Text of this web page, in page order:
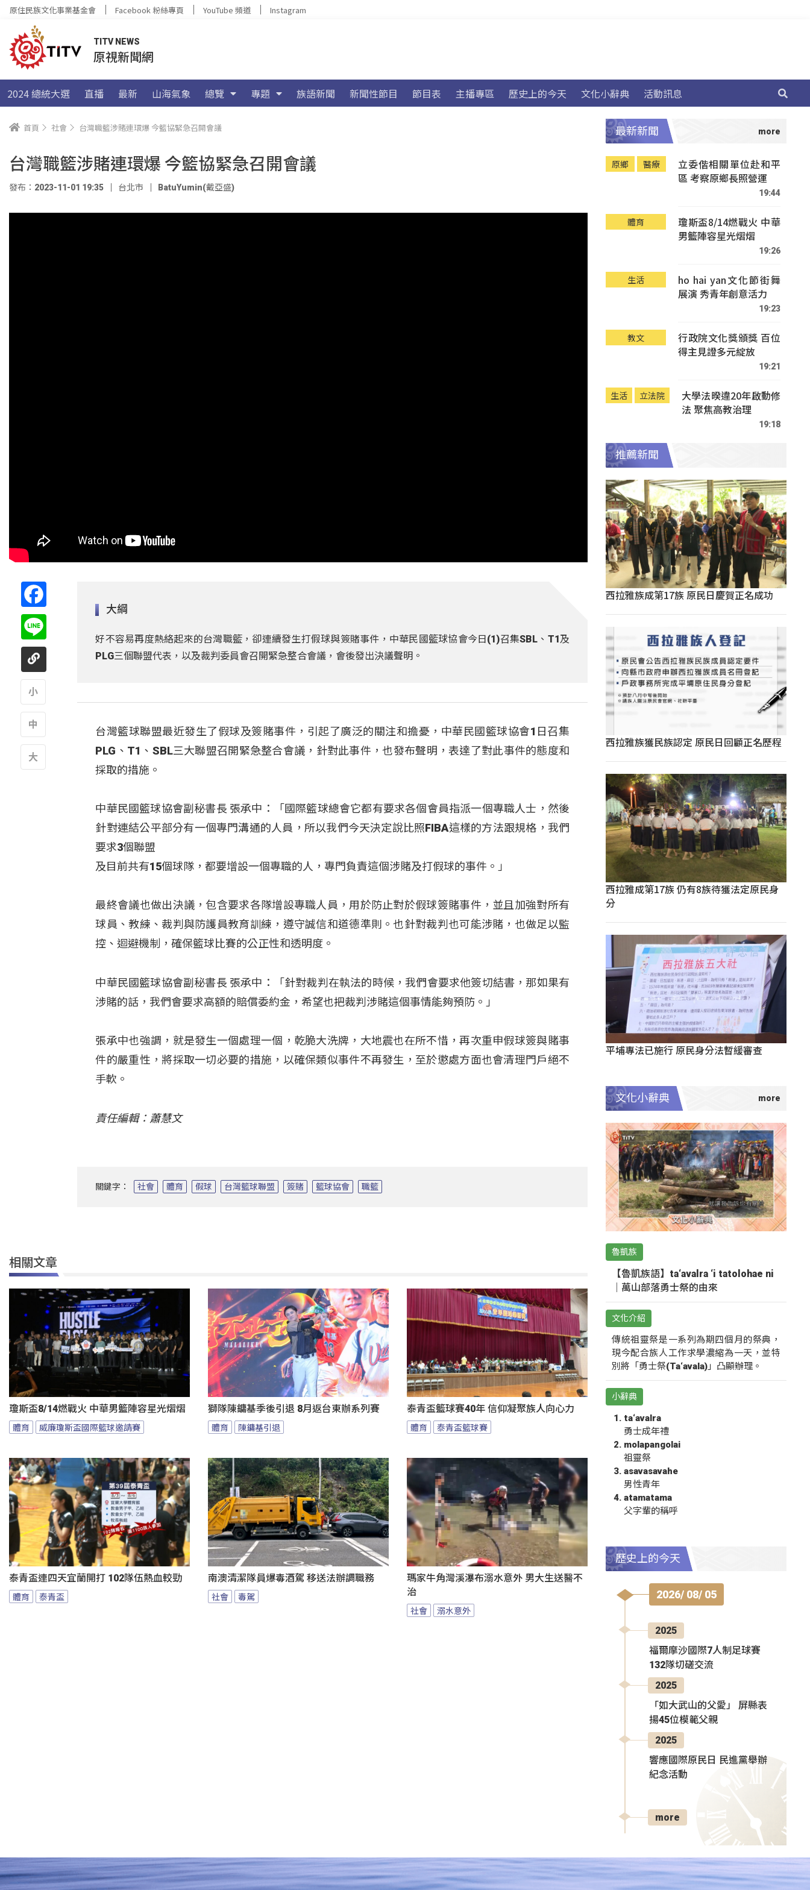
原住民族文化事業基金會 Facebook 粉絲專頁 YouTube 頻道 Instagram
TITV NEWS
原視新聞網
2024 總統大選 直播 最新 山海氣象 總覽 專題 族語新聞 新聞性節目 節目表 主播專區 歷史上的今天 文化小辭典 活動訊息
首頁 社會 台灣職籃涉賭連環爆 今籃協緊急召開會議
台灣職籃涉賭連環爆 今籃協緊急召開會議
發布：2023-11-01 19:35 台北市 BatuYumin(戴亞盛)
大綱
好不容易再度熱絡起來的台灣職籃，卻連續發生打假球與簽賭事件，中華民國籃球協會今日(1)召集SBL、T1及
PLG三個聯盟代表，以及裁判委員會召開緊急整合會議，會後發出決議聲明。
台灣籃球聯盟最近發生了假球及簽賭事件，引起了廣泛的關注和擔憂，中華民國籃球協會1日召集
PLG、T1、SBL三大聯盟召開緊急整合會議，針對此事件，也發布聲明，表達了對此事件的態度和
採取的措施。
中華民國籃球協會副秘書長 張承中：「國際籃球總會它都有要求各個會員指派一個專職人士，然後
針對連結公平部分有一個專門溝通的人員，所以我們今天決定說比照FIBA這樣的方法跟規格，我們
要求3個聯盟
及目前共有15個球隊，都要增設一個專職的人，專門負責這個涉賭及打假球的事件。」
最終會議也做出決議，包含要求各隊增設專職人員，用於防止對於假球簽賭事件，並且加強對所有
球員、教練、裁判與防護員教育訓練，遵守誠信和道德準則。也針對裁判也可能涉賭，也做足以監
控、迴避機制，確保籃球比賽的公正性和透明度。
中華民國籃球協會副秘書長 張承中：「針對裁判在執法的時候，我們會要求他簽切結書，那如果有
涉賭的話，我們會要求高額的賠償委約金，希望也把裁判涉賭這個事情能夠預防。」
張承中也強調，就是發生一個處理一個，乾脆大洗牌，大地震也在所不惜，再次重申假球簽與賭事
件的嚴重性，將採取一切必要的措施，以確保類似事件不再發生，至於懲處方面也會清理門戶絕不
手軟。
責任編輯：蕭慧文
關鍵字： 社會 體育 假球 台灣籃球聯盟 簽賭 籃球協會 職籃
相關文章
瓊斯盃8/14燃戰火 中華男籃陣容星光熠熠
體育 威廉瓊斯盃國際籃球邀請賽
獅隊陳鏞基季後引退 8月返台東辦系列賽
體育 陳鏞基引退
泰青盃籃球賽40年 信仰凝聚族人向心力
體育 泰青盃籃球賽
泰青盃連四天宜蘭開打 102隊伍熱血較勁
體育 泰青盃
南澳清潔隊員爆毒酒駕 移送法辦調職務
社會 毒駕
瑪家牛角灣溪瀑布溺水意外 男大生送醫不
治
社會 溺水意外
最新新聞
原鄉 醫療
立委偕相關單位赴和平
區 考察原鄉長照營運
19:44
體育
瓊斯盃8/14燃戰火 中華
男籃陣容星光熠熠
19:26
生活
ho hai yan文化節街舞
展演 秀青年創意活力
19:23
教文
行政院文化獎頒獎 百位
得主見證多元綻放
19:21
生活 立法院
大學法暌違20年啟動修
法 聚焦高教治理
19:18
推薦新聞
西拉雅族成第17族 原民日慶賀正名成功
西拉雅族獲民族認定 原民日回顧正名歷程
西拉雅成第17族 仍有8族待獲法定原民身
分
平埔專法已施行 原民身分法暫緩審查
文化小辭典
魯凱族
【魯凱族語】ta‘avalra ‘i tatolohae ni
｜萬山部落勇士祭的由來
文化介紹
傳統祖靈祭是一系列為期四個月的祭典，
現今配合族人工作求學濃縮為一天，並特
別將「勇士祭(Ta‘avala)」凸顯辦理。
小辭典
ta‘avalra
勇士成年禮
molapangolai
祖靈祭
asavasavahe
男性青年
atamatama
父字輩的稱呼
歷史上的今天
2026/ 08/ 05
2025
福爾摩沙國際7人制足球賽
132隊切磋交流
2025
「如大武山的父愛」 屏縣表
揚45位模範父親
2025
響應國際原民日 民進黨舉辦
紀念活動
more